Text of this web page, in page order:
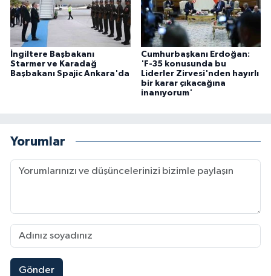
İngiltere Başbakanı
Starmer ve Karadağ
Başbakanı Spajic Ankara'da
Cumhurbaşkanı Erdoğan:
'F-35 konusunda bu
Liderler Zirvesi'nden hayırlı
bir karar çıkacağına
inanıyorum'
Yorumlar
Gönder